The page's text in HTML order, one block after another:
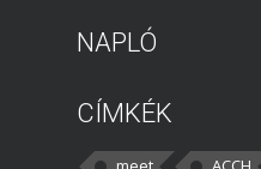
NAPLÓ
CÍMKÉK